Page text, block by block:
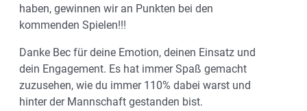
haben, gewinnen wir an Punkten bei den
kommenden Spielen!!!
Danke Bec für deine Emotion, deinen Einsatz und
dein Engagement. Es hat immer Spaß gemacht
zuzusehen, wie du immer 110% dabei warst und
hinter der Mannschaft gestanden bist.